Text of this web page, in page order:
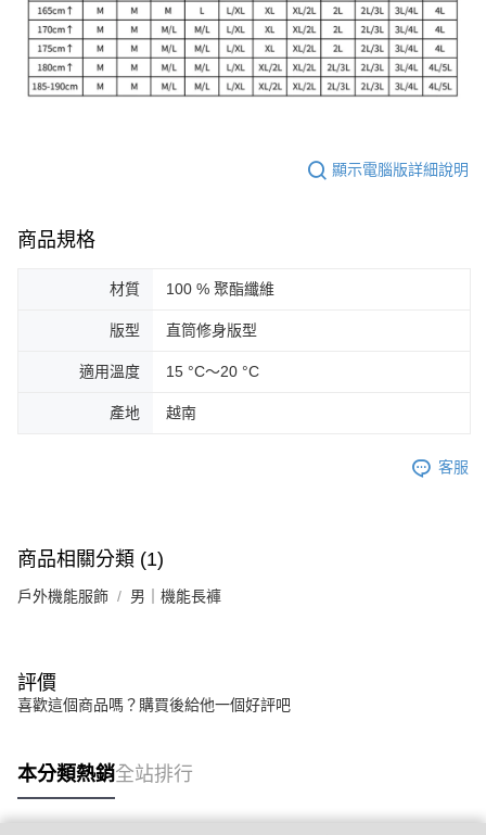
顯示電腦版詳細說明
商品規格
材質 100 % 聚酯纖維
版型 直筒修身版型
適用溫度 15 °C～20 °C
產地 越南
客服
商品相關分類 (1)
戶外機能服飾 男｜機能長褲
評價
喜歡這個商品嗎？購買後給他一個好評吧
本分類熱銷全站排行